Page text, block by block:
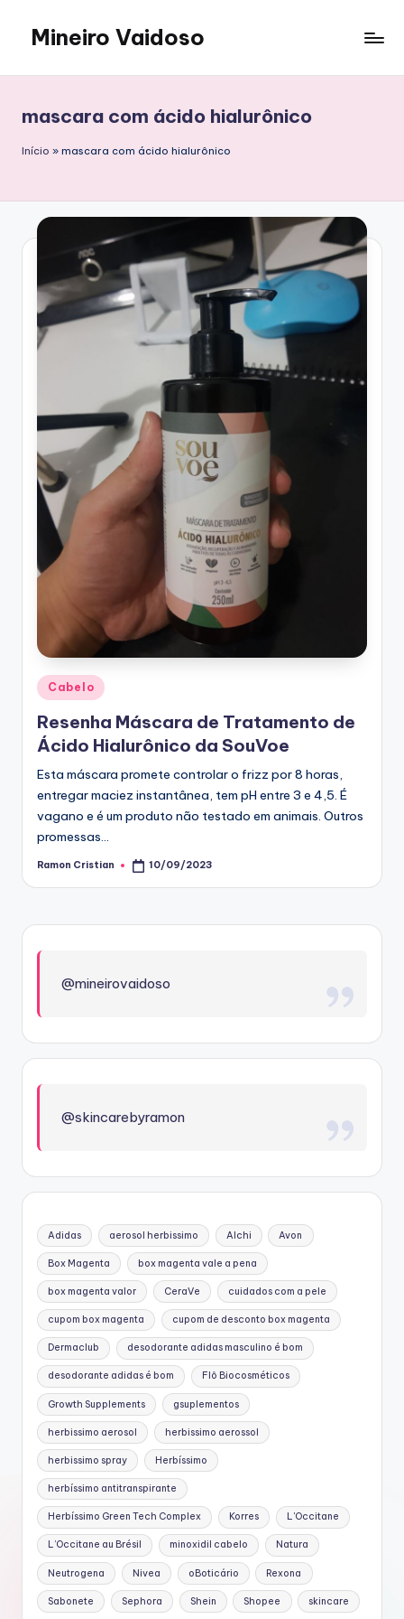
content
Mineiro Vaidoso
e
Resenhas
mascara com ácido hialurônico
Início » mascara com ácido hialurônico
Posted
in
Cabelo
Resenha Máscara de Tratamento de
Ácido Hialurônico da SouVoe
Esta máscara promete controlar o frizz por 8 horas,
entregar maciez instantânea, tem pH entre 3 e 4,5. É
vagano e é um produto não testado em animais. Outros
promessas…
Posted
Ramon Cristian 10/09/2023
@mineirovaidoso
@skincarebyramon
Adidas aerosol herbissimo Alchi Avon
Box Magenta box magenta vale a pena
box magenta valor CeraVe cuidados com a pele
cupom box magenta cupom de desconto box magenta
Dermaclub desodorante adidas masculino é bom
desodorante adidas é bom Flô Biocosméticos
Growth Supplements gsuplementos
herbissimo aerosol herbissimo aerossol
herbissimo spray Herbíssimo
herbíssimo antitranspirante
Herbíssimo Green Tech Complex Korres L'Occitane
L’Occitane au Brésil minoxidil cabelo Natura
Neutrogena Nivea oBoticário Rexona
Sabonete Sephora Shein Shopee skincare